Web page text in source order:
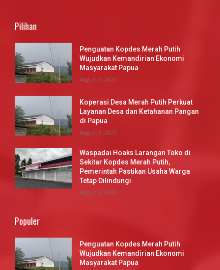
Pilihan
Penguatan Kopdes Merah Putih
Wujudkan Kemandirian Ekonomi
Masyarakat Papua
August 9, 2026
Koperasi Desa Merah Putih Perkuat
Layanan Desa dan Ketahanan Pangan
di Papua
August 9, 2026
Waspadai Hoaks Larangan Toko di
Sekitar Kopdes Merah Putih,
Pemerintah Pastikan Usaha Warga
Tetap Dilindungi
August 9, 2026
Populer
Penguatan Kopdes Merah Putih
Wujudkan Kemandirian Ekonomi
Masyarakat Papua